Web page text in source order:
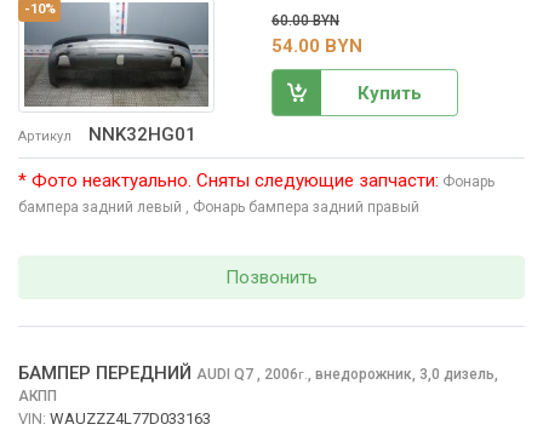
-10%
Артикул NNK32HG01
60.00 BYN
54.00 BYN
Купить
* Фото неактуально. Сняты следующие запчасти: Фонарь
бампера задний левый , Фонарь бампера задний правый
Позвонить
БАМПЕР ПЕРЕДНИЙ AUDI Q7 , 2006г., внедорожник, 3,0 дизель,
АКПП
VIN: WAUZZZ4L77D033163